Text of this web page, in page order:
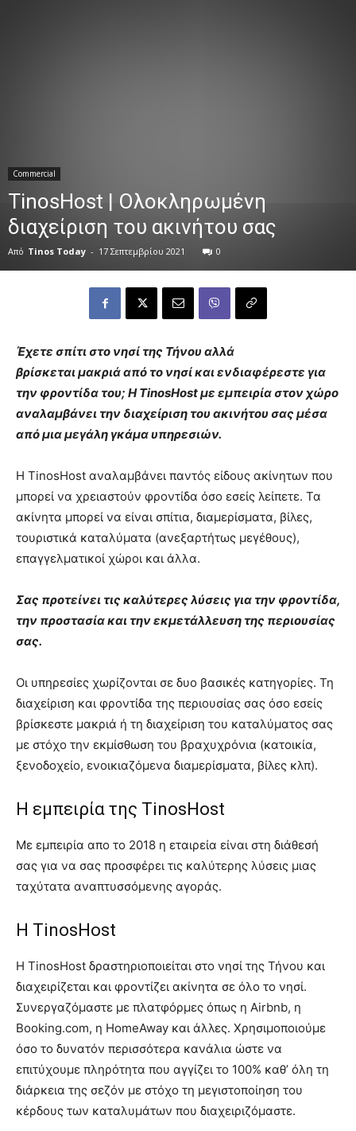
Commercial
TinosHost | Ολοκληρωμένη
διαχείριση του ακινήτου σας
Από Tinos Today - 17 Σεπτεμβρίου 2021 0
Έχετε σπίτι στο νησί της Τήνου αλλά
βρίσκεται μακριά από το νησί και ενδιαφέρεστε για
την φροντίδα του; Η ΤinosHost με εμπειρία στον χώρο
αναλαμβάνει την διαχείριση του ακινήτου σας μέσα
από μια μεγάλη γκάμα υπηρεσιών.
Η TinosHost αναλαμβάνει παντός είδους ακίνητων που
μπορεί να χρειαστούν φροντίδα όσο εσείς λείπετε. Τα
ακίνητα μπορεί να είναι σπίτια, διαμερίσματα, βίλες,
τουριστικά καταλύματα (ανεξαρτήτως μεγέθους),
επαγγελματικοί χώροι και άλλα.
Σας προτείνει τις καλύτερες λύσεις για την φροντίδα,
την προστασία και την εκμετάλλευση της περιουσίας
σας.
Οι υπηρεσίες χωρίζονται σε δυο βασικές κατηγορίες. Τη
διαχείριση και φροντίδα της περιουσίας σας όσο εσείς
βρίσκεστε μακριά ή τη διαχείριση του καταλύματος σας
με στόχο την εκμίσθωση του βραχυχρόνια (κατοικία,
ξενοδοχείο, ενοικιαζόμενα διαμερίσματα, βίλες κλπ).
Η εμπειρία της TinosHost
Με εμπειρία απο το 2018 η εταιρεία είναι στη διάθεσή
σας για να σας προσφέρει τις καλύτερης λύσεις μιας
ταχύτατα αναπτυσσόμενης αγοράς.
Η TinosHost
Η TinosHost δραστηριοποιείται στο νησί της Τήνου και
διαχειρίζεται και φροντίζει ακίνητα σε όλο το νησί.
Συνεργαζόμαστε με πλατφόρμες όπως η Airbnb, η
Booking.com, η HomeAway και άλλες. Χρησιμοποιούμε
όσο το δυνατόν περισσότερα κανάλια ώστε να
επιτύχουμε πληρότητα που αγγίζει το 100% καθ’ όλη τη
διάρκεια της σεζόν με στόχο τη μεγιστοποίηση του
κέρδους των καταλυμάτων που διαχειριζόμαστε.